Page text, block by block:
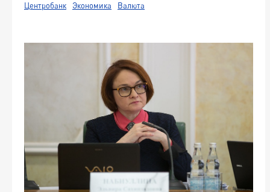
Центробанк Экономика Валюта